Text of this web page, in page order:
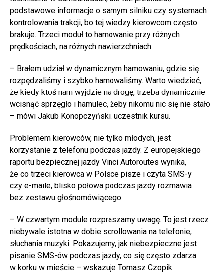
podstawowe informacje o samym silniku czy systemach
kontrolowania trakcji, bo tej wiedzy kierowcom często
brakuje. Trzeci moduł to hamowanie przy różnych
prędkościach, na różnych nawierzchniach.
– Brałem udział w dynamicznym hamowaniu, gdzie się
rozpędzaliśmy i szybko hamowaliśmy. Warto wiedzieć,
że kiedy ktoś nam wyjdzie na drogę, trzeba dynamicznie
wcisnąć sprzęgło i hamulec, żeby nikomu nic się nie stało
– mówi Jakub Konopczyński, uczestnik kursu.
Problemem kierowców, nie tylko młodych, jest
korzystanie z telefonu podczas jazdy. Z europejskiego
raportu bezpiecznej jazdy Vinci Autoroutes wynika,
że co trzeci kierowca w Polsce pisze i czyta SMS-y
czy e-maile, blisko połowa podczas jazdy rozmawia
bez zestawu głośnomówiącego.
– W czwartym module rozpraszamy uwagę. To jest rzecz
niebywale istotna w dobie scrollowania na telefonie,
słuchania muzyki. Pokazujemy, jak niebezpieczne jest
pisanie SMS-ów podczas jazdy, co się często zdarza
w korku w mieście – wskazuje Tomasz Czopik.